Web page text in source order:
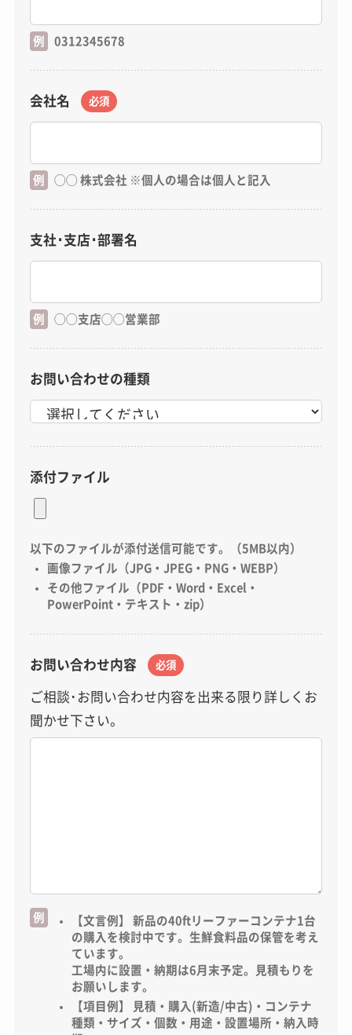
例 0312345678
会社名 必須
例 ◯◯ 株式会社 ※個人の場合は個人と記入
支社･支店･部署名
例 ◯◯支店◯◯営業部
お問い合わせの種類
添付ファイル
以下のファイルが添付送信可能です。（5MB以内）
画像ファイル（JPG・JPEG・PNG・WEBP）
その他ファイル（PDF・Word・Excel・
PowerPoint・テキスト・zip）
お問い合わせ内容 必須
ご相談･お問い合わせ内容を出来る限り詳しくお
聞かせ下さい。
例
【文言例】 新品の40ftリーファーコンテナ1台
の購入を検討中です。生鮮食料品の保管を考え
ています。
工場内に設置・納期は6月末予定。見積もりを
お願いします。
【項目例】 見積・購入(新造/中古)・コンテナ
種類・サイズ・個数・用途・設置場所・納入時